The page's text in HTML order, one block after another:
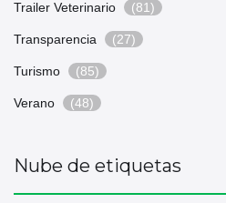
Trailer Veterinario (81)
Transparencia (27)
Turismo (85)
Verano (48)
Nube de etiquetas